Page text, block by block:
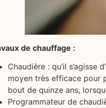
de chauffage :
Chaudière : qu’il
moyen très efficace pour
bout de quinze ans,
Programmateur de